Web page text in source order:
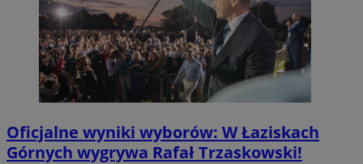
Oficjalne wyniki wyborów: W Łaziskach
Górnych wygrywa Rafał Trzaskowski!